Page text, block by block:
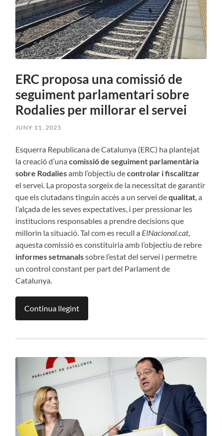
ERC proposa una comissió de
seguiment parlamentari sobre
Rodalies per millorar el servei
JUNY 11, 2025
Esquerra Republicana de Catalunya (ERC) ha plantejat
la creació d’unacomissió de seguiment parlamentària
sobre Rodaliesamb l’objectiu decontrolar i fiscalitzar
el servei. La proposta sorgeix de la necessitat de garantir
que els ciutadans tinguin accés a un servei dequalitat, a
l’alçada de les seves expectatives, i per pressionar les
institucions responsables a prendre decisions que
millorin la situació. Tal com es recull a ElNacional.cat,
aquesta comissió es constituiria amb l’objectiu de rebre
informes setmanalssobre l’estat del servei i permetre
un control constant per part del Parlament de
Catalunya.
Continua llegint